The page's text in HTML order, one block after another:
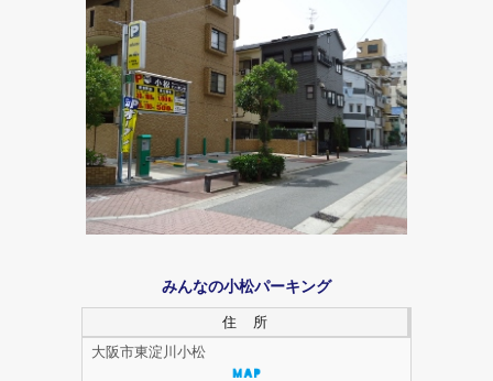
みんなの小松パーキング
住 所
大阪市東淀川小松